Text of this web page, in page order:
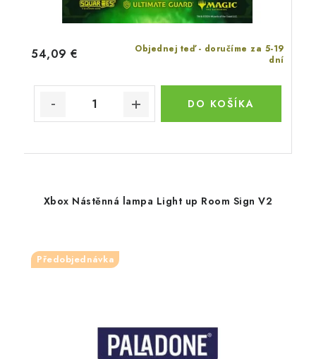
Objednej teď - doručíme za 5-19
dní
54,09 €
DO KOŠÍKA
Xbox Nástěnná lampa Light up Room Sign V2
Předobjednávka